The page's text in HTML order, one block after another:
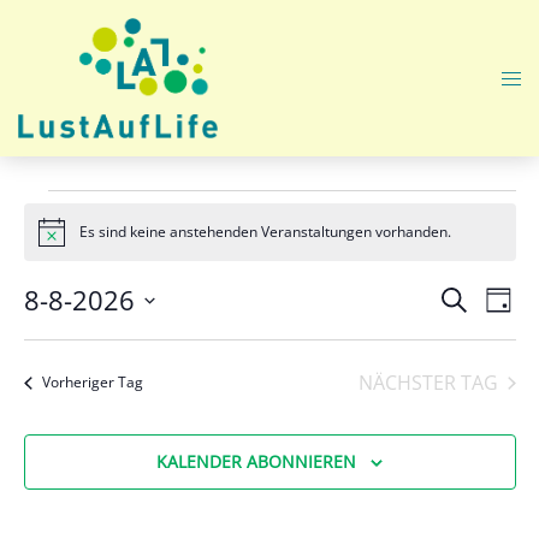
Veranstaltungen
für
Samstag
8.
August
2026
HinweisEs sind keine anstehenden Veranstaltungen vorhanden.
Suche
und
SUCHE
TAG
8-8-2026
Datum
Vorheriger Tag NÄCHSTER TAG
KALENDER ABONNIEREN